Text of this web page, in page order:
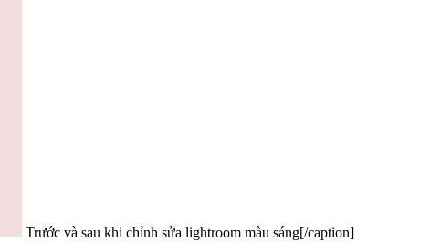
Trước và sau khi chỉnh sửa lightroom màu sáng[/caption]